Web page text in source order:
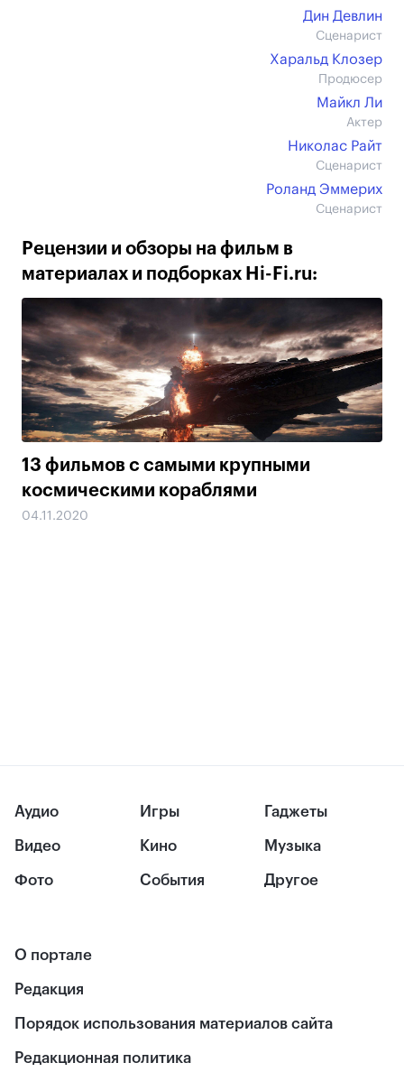
Дин Девлин
Сценарист
Харальд Клозер
Продюсер
Майкл Ли
Актер
Николас Райт
Сценарист
Роланд Эммерих
Сценарист
Рецензии и обзоры на фильм в
материалах и подборках Hi-Fi.ru:
13 фильмов с самыми крупными
космическими кораблями
04.11.2020
Аудио
Видео
Фото
Игры
Кино
События
Гаджеты
Музыка
Другое
О портале
Редакция
Порядок использования материалов сайта
Редакционная политика